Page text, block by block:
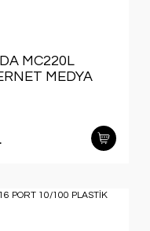
MC220L
MEDYA